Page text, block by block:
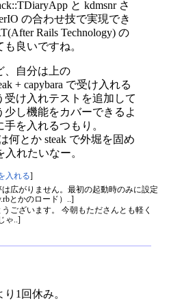
と kdmsnr さ
の合わせ技で実現でき
Rails Technology) の
良いですね。
、自分は上の
+ capybara で受け入れる
受け入れテストを追加して
し機能をカバーできるよ
を入れるつもり。
何とか steak で外堀を固め
れたいなー。
入れる]
広がりません。最初の起動時のみに設定
とかのロード）..]
ございます。 今朝もたださんとも軽く
ゃ..]
1回休み。